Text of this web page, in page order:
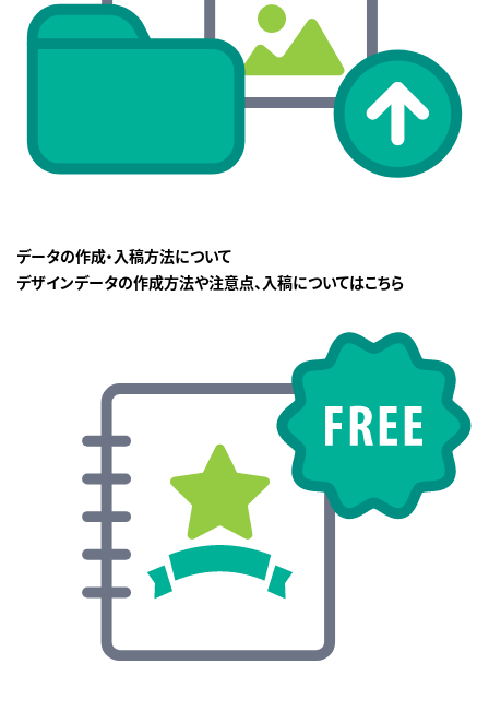
データの作成・入稿方法について
デザインデータの作成方法や注意点、入稿についてはこちら